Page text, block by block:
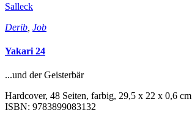
Salleck
Derib Job
Yakari 24
...und der Geisterbär
Hardcover, 48 Seiten, farbig, 29,5 x 22 x 0,6 cm
ISBN: 9783899083132